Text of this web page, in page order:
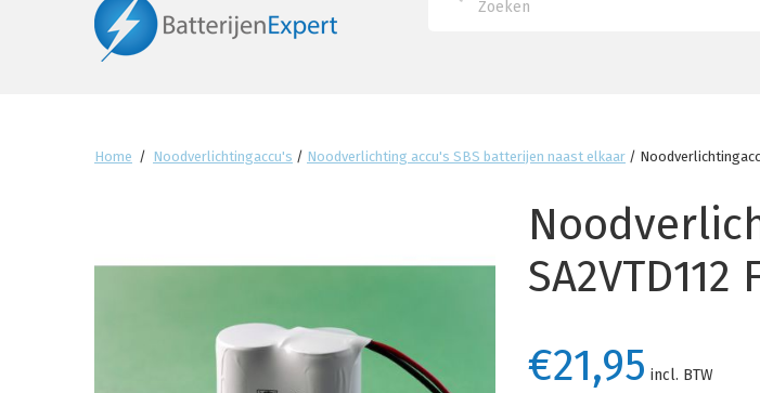
Home / Noodverlichtingaccu's / Noodverlichting accu's SBS batterijen naast elkaar /
€21,95 incl. BTW